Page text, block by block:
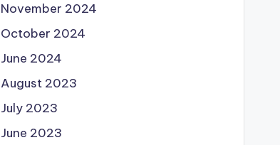
November 2024
October 2024
June 2024
August 2023
July 2023
June 2023